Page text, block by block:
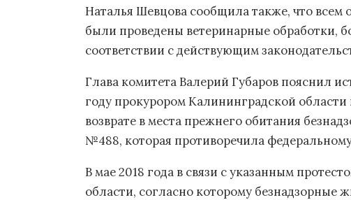
Наталья Шевцова сообщила также, что
были проведены ветеринарные обработки,
соответствии с действующим
Глава комитета Валерий Губаров пояснил
году прокурором Калининградской
возврате в места прежнего обитания
№488, которая противоречила
В мае 2018 года в связи с указанным
области, согласно которому безнадзорные